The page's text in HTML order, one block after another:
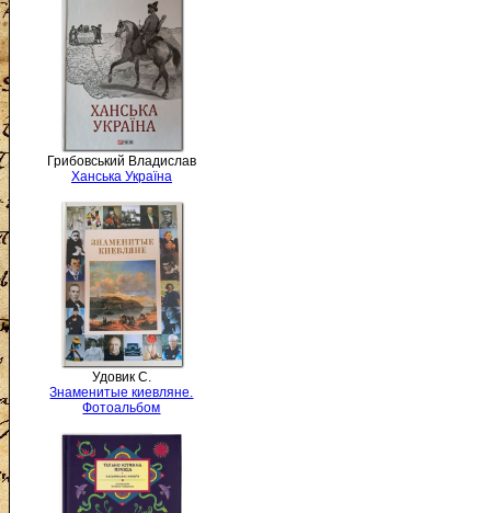
Грибовський Владислав
Ханська Україна
Удовик С.
Знаменитые киевляне.
Фотоальбом